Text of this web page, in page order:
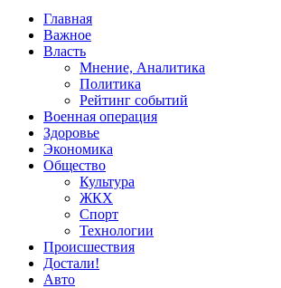
Главная
Важное
Власть
Мнение, Аналитика
Политика
Рейтинг событий
Военная операция
Здоровье
Экономика
Общество
Культура
ЖКХ
Спорт
Технологии
Происшествия
Достали!
Авто